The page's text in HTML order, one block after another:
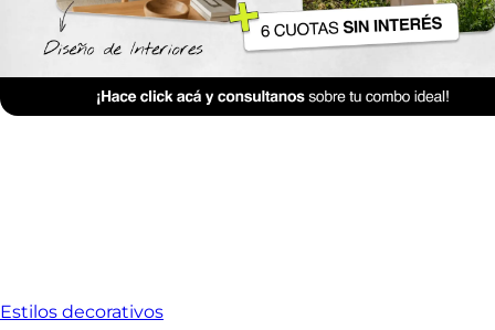
Materiales
Estilos decorativos